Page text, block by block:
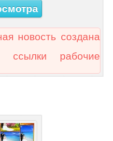
новость создана
ссылки рабочие